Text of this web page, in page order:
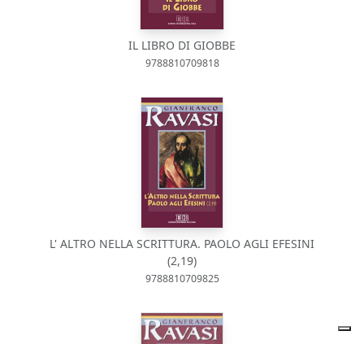
IL LIBRO DI GIOBBE
9788810709818
L' ALTRO NELLA SCRITTURA. PAOLO AGLI EFESINI
(2,19)
9788810709825